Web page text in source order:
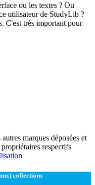
ou les textes ? Ou
utilisateur de StudyLib ?
C'est très important pour
marques déposées et
respectifs
collections